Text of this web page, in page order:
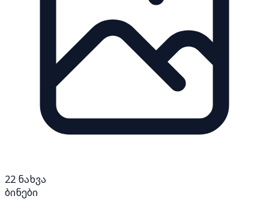
22 ნახვა
ბინები